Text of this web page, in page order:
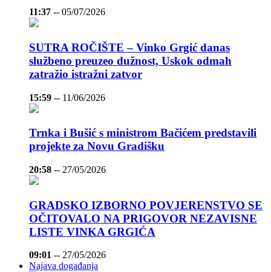
11:37 -- 05/07/2026
SUTRA ROČIŠTE – Vinko Grgić danas
službeno preuzeo dužnost, Uskok odmah
zatražio istražni zatvor
15:59 -- 11/06/2026
Trnka i Bušić s ministrom Bačićem predstavili
projekte za Novu Gradišku
20:58 -- 27/05/2026
GRADSKO IZBORNO POVJERENSTVO SE
OČITOVALO NA PRIGOVOR NEZAVISNE
LISTE VINKA GRGIĆA
09:01 -- 27/05/2026
Najava događanja